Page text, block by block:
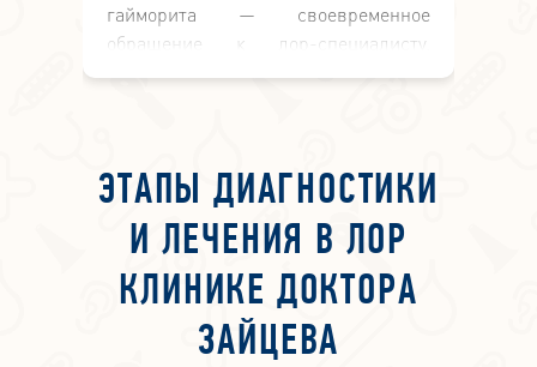
гайморита — своевременное
обращение к лор-специалисту,
ЭТАПЫ ДИАГНОСТИКИ
И ЛЕЧЕНИЯ В ЛОР
КЛИНИКЕ ДОКТОРА
ЗАЙЦЕВА